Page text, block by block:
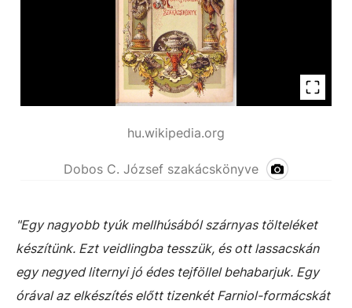
hu.wikipedia.org
Dobos C. József szakácskönyve
"Egy nagyobb tyúk mellhúsából szárnyas tölteléket
készítünk. Ezt veidlingba tesszük, és ott lassacskán
egy negyed liternyi jó édes tejföllel behabarjuk. Egy
órával az elkészítés előtt tizenkét Farniol-formácskát